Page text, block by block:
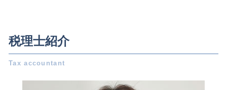
贈与税 控除額
相続税 対策
公開 買い付け とは
業務 提携
起業 助成金
会社設立 費用
会社設立 必要書類
修正 申告
青色申告 特別控除
所得税 種類
白色申告 必要書類
事業承継 日進市 相談
相続 稲沢市 税理士
会社設立 日進市 相談
税務相談 稲沢市 税理士
税理士紹介